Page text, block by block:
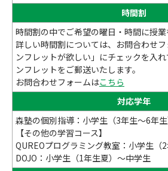
時間割
時間割の中でご希望の曜日・時間に授業
詳しい時間割については、お問合わせ
ンフレットが欲しい」にチェックを入
ンフレットをご郵送いたします。
お問合わせフォームはこちら
対応学年
森塾の個別指導：小学生（3年生～6年
【その他の学習コース】
QUREOプログラミング教室：小学生（
DOJO：小学生（1年生夏）～中学生